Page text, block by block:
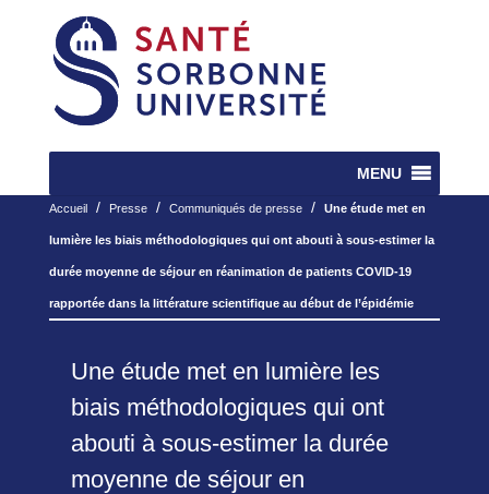
MENU
Accueil/ Presse/ Communiqués de presse/ Une étude met en
lumière les biais méthodologiques qui ont abouti à sous-estimer la
durée moyenne de séjour en réanimation de patients COVID-19
rapportée dans la littérature scientifique au début de l’épidémie
Une étude met en lumière les
biais méthodologiques qui ont
abouti à sous-estimer la durée
moyenne de séjour en